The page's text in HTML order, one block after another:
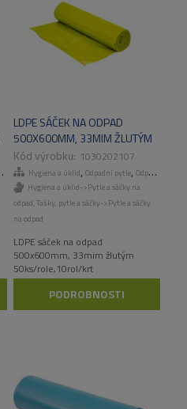
,Tašky, pytle a sáčky
LDPE SÁČEK NA ODPAD
500X600MM, 33MIM ŽLUTÝM
50KS/ROLE,10ROL/KART
1030202107
Hygiena a úklid, Odpadní pytle, Odpadní pytle
Hygiena a úklid->Pytle a sáčky na
odpad Tašky, pytle a sáčky->Pytle a sáčky
na odpad
LDPE sáček na odpad
500x600mm, 33mim žlutým
50ks/role,10rol/krt
PODROBNOSTI